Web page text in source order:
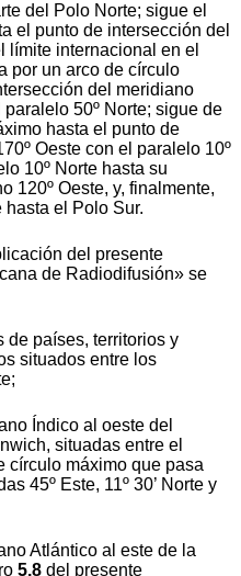
del Polo Norte; sigue el
el punto de intersección del
límite internacional en el
por un arco de círculo
del meridiano
50º Norte; sigue de
hasta el punto de
Oeste con el paralelo 10º
10º Norte hasta su
120º Oeste, y, finalmente,
hasta el Polo Sur.
del presente
de Radiodifusión» se
países, territorios y
situados entre los
Índico al oeste del
situadas entre el
círculo máximo que pasa
45º Este, 11º 30’ Norte y
Atlántico al este de la
5.8 del presente